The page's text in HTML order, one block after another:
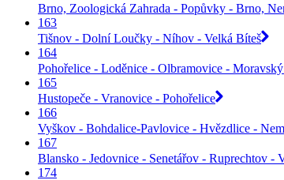
Brno, Zoologická Zahrada - Popůvky - Brno,
163
Tišnov - Dolní Loučky - Níhov - Velká Bíteš
164
Pohořelice - Loděnice - Olbramovice -
165
Hustopeče - Vranovice - Pohořelice
166
Vyškov - Bohdalice-Pavlovice - Hvězdlice -
167
Blansko - Jedovnice - Senetářov - Ruprechtov -
174